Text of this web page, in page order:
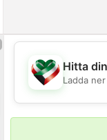
Hitta
Ladda